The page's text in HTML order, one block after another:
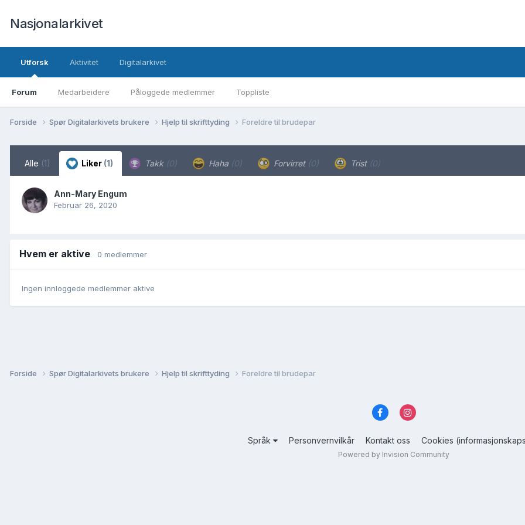
Nasjonalarkivet
Utforsk
Forum Medarbeidere Påloggede medlemmer Toppliste
Aktivitet Digitalarkivet
Forside Spør Digitalarkivets brukere Hjelp til skrifttyding Foreldre til brudepar
Alle (1) Liker (1) Takk (0) Haha (0) Forvirret (0) Trist (0)
Ann-Mary Engum
Februar 26, 2020
Hvem er aktive 0 medlemmer
Ingen innloggede medlemmer aktive
Forside Spør Digitalarkivets brukere Hjelp til skrifttyding Foreldre til brudepar
Språk Personvernvilkår Kontakt oss Cookies
Powered by Invision Community